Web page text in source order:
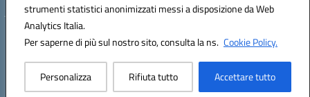
strumenti statistici anonimizzati messi a disposizione da Web
Analytics Italia.
Per saperne di più sul nostro sito, consulta la ns. Cookie Policy.
Personalizza Rifiuta tutto Accettare tutto
Hosting & Powered by 3D Solution S.r.l.
Concept & Design by Designers Italia